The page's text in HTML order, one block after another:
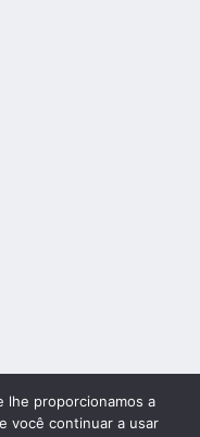
lhe proporcionamos a
você continuar a usar